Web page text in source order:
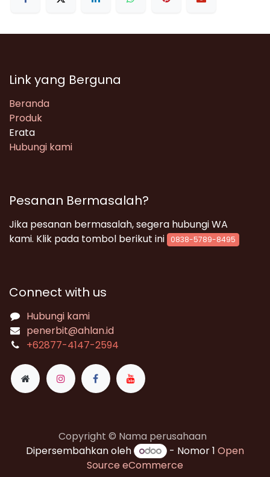
Link yang Berguna
Beranda
Produk
Erata
Hubungi kami
Pesanan Bermasalah?
Jika pesanan bermasalah, segera hubungi WA
kami. Klik pada tombol berikut ini
0838-5789-8495
Connect with us
Hubungi kami
penerbit@ahlan.id
+62877-4147-2594
Copyright © Nama perusahaan
Dipersembahkan oleh
- Nomor 1 Open
Source eCommerce